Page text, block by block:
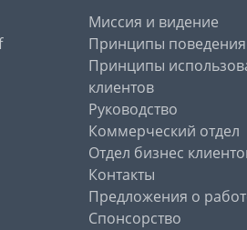
Миссия и видение
Принципы поведения
Принципы
клиентов
Руководство
Коммерческий отдел
Отдел бизнес
Контакты
Предложения о
Спонсорство